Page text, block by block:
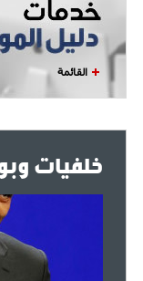
القائمة
خلفيات